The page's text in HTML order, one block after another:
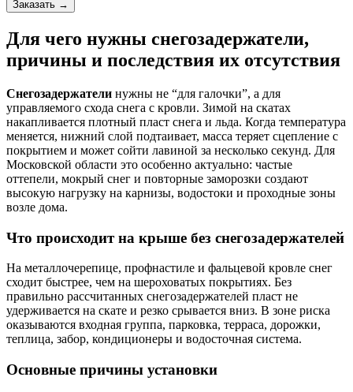
Заказать →
Для чего нужны снегозадержатели,
причины и последствия их отсутствия
Снегозадержатели нужны не “для галочки”, а для
управляемого схода снега с кровли. Зимой на скатах
накапливается плотный пласт снега и льда. Когда температура
меняется, нижний слой подтаивает, масса теряет сцепление с
покрытием и может сойти лавиной за несколько секунд. Для
Московской области это особенно актуально: частые
оттепели, мокрый снег и повторные заморозки создают
высокую нагрузку на карнизы, водостоки и проходные зоны
возле дома.
Что происходит на крыше без снегозадержателей
На металлочерепице, профнастиле и фальцевой кровле снег
сходит быстрее, чем на шероховатых покрытиях. Без
правильно рассчитанных снегозадержателей пласт не
удерживается на скате и резко срывается вниз. В зоне риска
оказываются входная группа, парковка, терраса, дорожки,
теплица, забор, кондиционеры и водосточная система.
Основные причины установки